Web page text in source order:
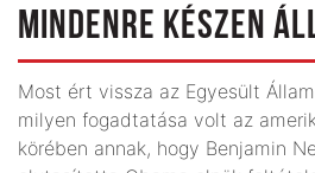
MINDENRE KÉSZEN
Most ért vissza az Egyesült
milyen fogadtatása volt az
körében annak, hogy Benjamin